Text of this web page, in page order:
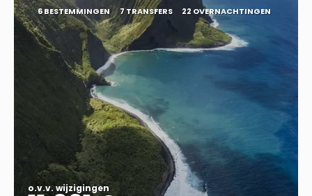
6 BESTEMMINGEN 7 TRANSFERS 22 OVERNACHTINGEN
o.v.v. wijzigingen